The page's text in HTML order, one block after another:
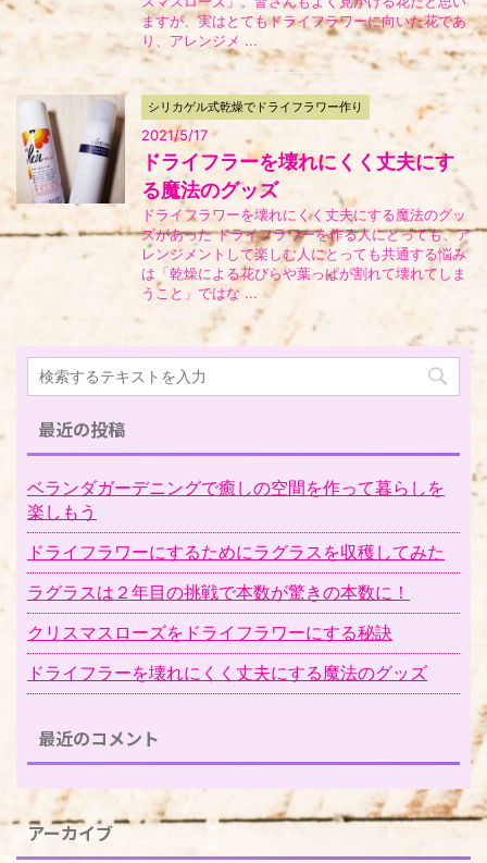
ますが、実はとてもドライフラワーに向いた花であ
り、アレンジメ ...
シリカゲル式乾燥でドライフラワー作り
2021/5/17
ドライフラーを壊れにくく丈夫にす
る魔法のグッズ
ドライフラワーを壊れにくく丈夫にする魔法のグッ
ズがあった ドライフラワーを作る人にとっても、ア
レンジメントして楽しむ人にとっても共通する悩み
は「乾燥による花びらや葉っぱが割れて壊れてしま
うこと」ではな ...
最近の投稿
ベランダガーデニングで癒しの空間を作って暮らしを
楽しもう
ドライフラワーにするためにラグラスを収穫してみた
ラグラスは２年目の挑戦で本数が驚きの本数に！
クリスマスローズをドライフラワーにする秘訣
ドライフラーを壊れにくく丈夫にする魔法のグッズ
最近のコメント
アーカイブ